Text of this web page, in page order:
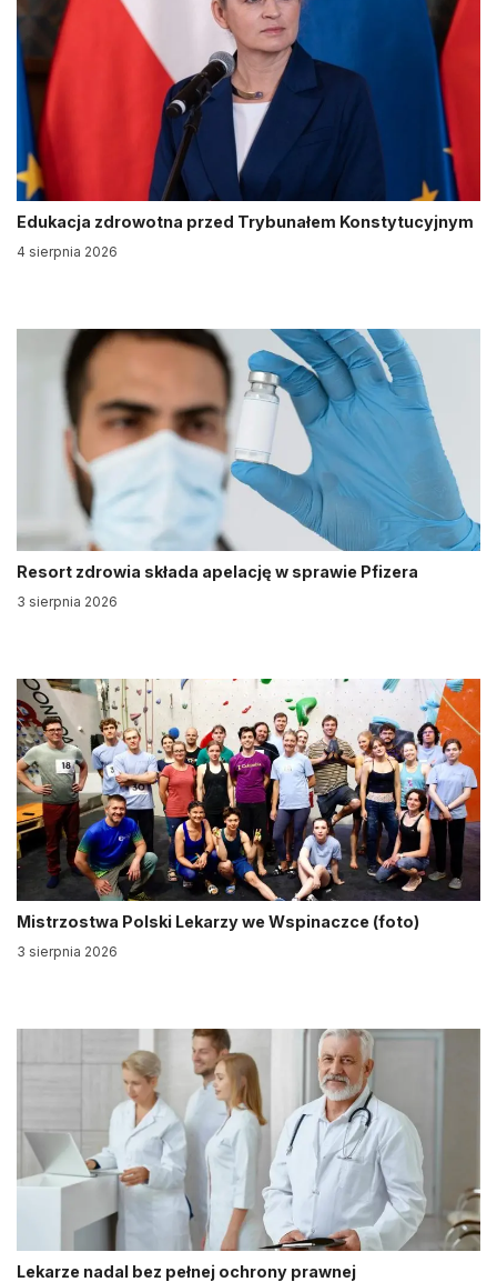
Edukacja zdrowotna przed Trybunałem Konstytucyjnym
4 sierpnia 2026
Resort zdrowia składa apelację w sprawie Pfizera
3 sierpnia 2026
Mistrzostwa Polski Lekarzy we Wspinaczce (foto)
3 sierpnia 2026
Lekarze nadal bez pełnej ochrony prawnej